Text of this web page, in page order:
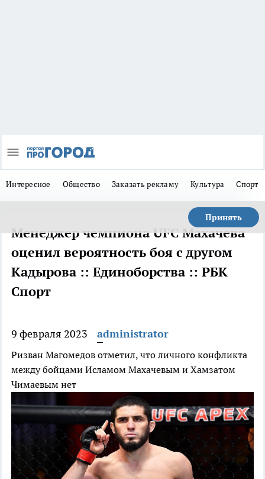
Интересное Общество Заказать рекламу Культура Спорт
Принять
Менеджер чемпиона UFC Махачева
оценил вероятность боя с другом
Кадырова :: Единоборства :: РБК
Спорт
9 февраля 2023 administrator
Ризван Магомедов отметил, что личного конфликта
между бойцами Исламом Махачевым и Хамзатом
Чимаевым нет